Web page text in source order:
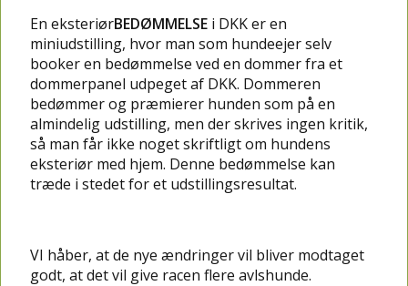
En eksteriørBEDØMMELSE i DKK er en
miniudstilling, hvor man som hundeejer selv
booker en bedømmelse ved en dommer fra et
dommerpanel udpeget af DKK. Dommeren
bedømmer og præmierer hunden som på en
almindelig udstilling, men der skrives ingen kritik,
så man får ikke noget skriftligt om hundens
eksteriør med hjem. Denne bedømmelse kan
træde i stedet for et udstillingsresultat.
VI håber, at de nye ændringer vil bliver modtaget
godt, at det vil give racen flere avlshunde.